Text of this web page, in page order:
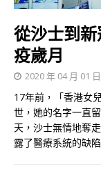
從沙士到
疫歲月
2020 年 04 月 01 日
17年前，「香港女
世，她的名字一直
天，沙士無情地奪
露了醫療系統的缺